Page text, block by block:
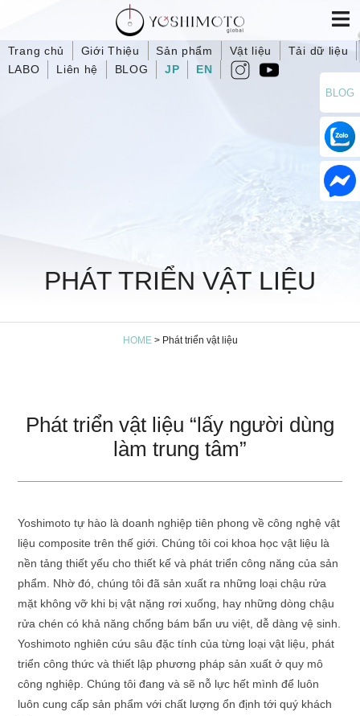
BLOG
Trang chủ Giới Thiệu Sản phẩm Vật liệu
Tải dữ liệu
LABO
Liên hệ BLOG JP EN
PHÁT TRIỂN VẬT LIỆU
HOME> Phát triển vật liệu
Phát triển vật liệu “lấy người dùng
làm trung tâm”
Yoshimoto tự hào là doanh nghiệp tiên phong về công nghệ vật
liệu composite trên thế giới. Chúng tôi coi khoa học vật liệu là
nền tảng thiết yếu cho thiết kế và phát triển công năng của sản
phẩm. Nhờ đó, chúng tôi đã sản xuất ra những loại chậu rửa
mặt không vỡ khi bị vật nặng rơi xuống, hay những dòng chậu
rửa chén có khả năng chống bám bẩn ưu việt, dễ dàng vệ sinh.
Yoshimoto nghiên cứu sâu đặc tính của từng loại vật liệu, phát
triển công thức và thiết lập phương pháp sản xuất ở quy mô
công nghiệp. Chúng tôi đang và sẽ nỗ lực hết mình để luôn
luôn cung cấp sản phẩm với chất lượng ổn định tới quý khách